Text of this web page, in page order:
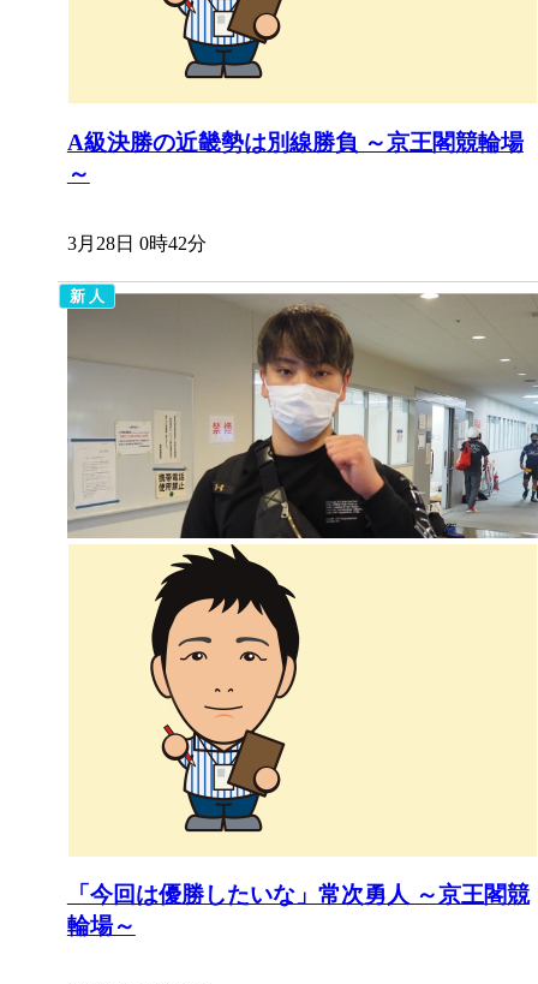
A級決勝の近畿勢は別線勝負 ～京王閣競輪場
～
3月28日 0時42分
「今回は優勝したいな」常次勇人 ～京王閣競
輪場～